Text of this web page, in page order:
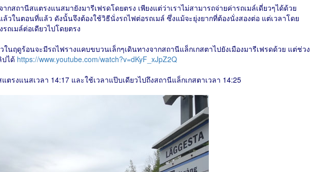
กสถานีสแตรงแนสมายังมารีเฟรดโดยตรง เพียงแต่ว่าเราไม่สามารถจ่ายค่ารถเมล์เดี่ยวๆได้ด้วย
ล้วในตอนที่แล้ว ดังนั้นจึงต้องใช้วิธีนั่งรถไฟต่อรถเมล์ ซึ่งแม้จะยุ่งยากที่ต้องนั่งสองต่อ แต่เวลาโดย
ถเมล์ต่อเดียวไปโดยตรง
ในฤดูร้อนจะมีรถไฟรางแคบขบวนเล็กๆเดินทางจากสถานีแล็กเกสตาไปยังเมืองมารีเฟรดด้วย แต่ช่วง
ปได้ https://www.youtube.com/watch?v=dKyF_xJpZ2Q
ตรงแนสเวลา 14:17 และใช้เวลาแป๊บเดียวไปถึงสถานีแล็กเกสตาเวลา 14:25